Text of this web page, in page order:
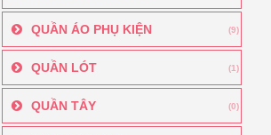
QUẦN ÁO PHỤ KIỆN (9)
QUẦN LÓT (1)
QUẦN TÂY (0)